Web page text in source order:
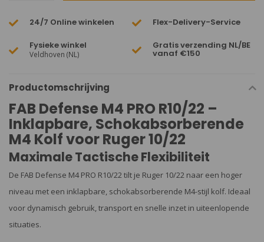
24/7 Online winkelen Flex-Delivery-Service
Fysieke winkel
Veldhoven (NL)
Gratis verzending NL/BE
vanaf €150
Productomschrijving
FAB Defense M4 PRO R10/22 –
Inklapbare, Schokabsorberende
M4 Kolf voor Ruger 10/22
Maximale Tactische Flexibiliteit
De FAB Defense M4 PRO R10/22 tilt je Ruger 10/22 naar een hoger
niveau met een inklapbare, schokabsorberende M4-stijl kolf. Ideaal
voor dynamisch gebruik, transport en snelle inzet in uiteenlopende
situaties.